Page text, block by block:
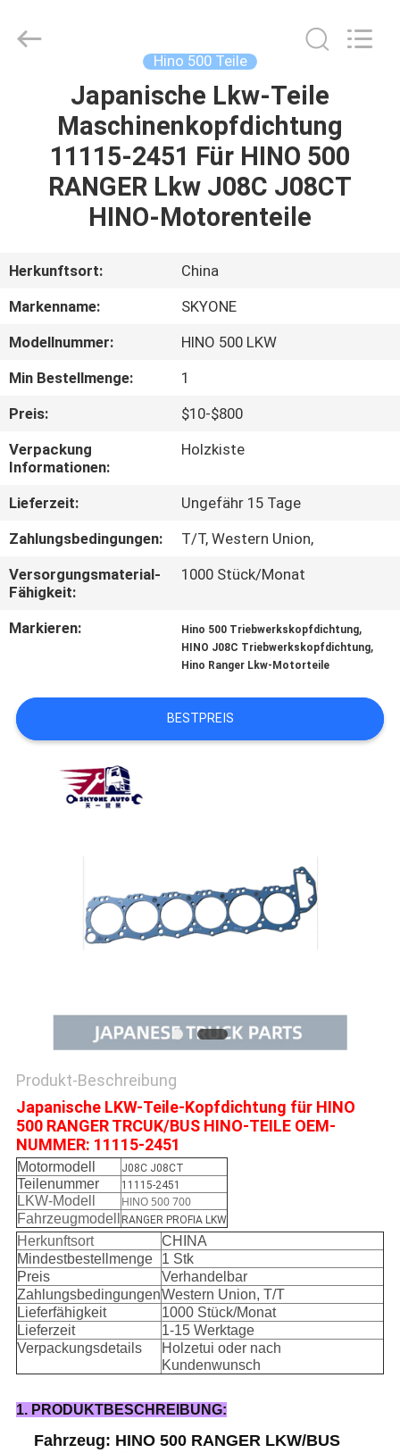
PRODUKTE
FABRIK-
QUALITÄTSKONTROLLE
TRETEN
SIE
MIT
UNS
IN
VERBINDUNG
FORDERN
SIE EIN
ZITAT
POLICY
Hino 500 Teile
Japanische Lkw-Teile
Maschinenkopfdichtung
11115-2451 Für HINO 500
RANGER Lkw J08C J08CT
HINO-Motorenteile
Herkunftsort:
China
Markenname:
SKYONE
Modellnummer:
HINO 500 LKW
Min Bestellmenge:
1
Preis:
$10-$800
Verpackung
Informationen:
Holzkiste
Lieferzeit:
Ungefähr 15 Tage
Zahlungsbedingungen:
T/T, Western Union,
Versorgungsmaterial-
Fähigkeit:
1000 Stück/Monat
Markieren: Hino 500 Triebwerkskopfdichtung,
HINO J08C Triebwerkskopfdichtung,
Hino Ranger Lkw-Motorteile
BESTPREIS
Produkt-Beschreibung
Japanische LKW-Teile-Kopfdichtung für HINO
500 RANGER TRCUK/BUS HINO-TEILE OEM-
NUMMER: 11115-2451
Motormodell J08C J08CT
Teilenummer 11115-2451
LKW-Modell
HINO 500 700
Fahrzeugmodell
RANGER PROFIA LKW
Herkunftsort
CHINA
Mindestbestellmenge
1 Stk
Preis
Verhandelbar
ZahlungsbedingungenWestern Union, T/T
Lieferfähigkeit
1000 Stück/Monat
Lieferzeit
1-15 Werktage
Verpackungsdetails
Holzetui oder nach
Kundenwunsch
1. PRODUKTBESCHREIBUNG:
Fahrzeug: HINO 500 RANGER LKW/BUS